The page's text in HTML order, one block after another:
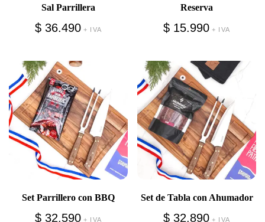
Sal Parrillera
$36.490 + IVA
Reserva
$15.990 + IVA
Set Parrillero con BBQ
$32.590 + IVA
Set de Tabla con Ahumador
$32.890 + IVA